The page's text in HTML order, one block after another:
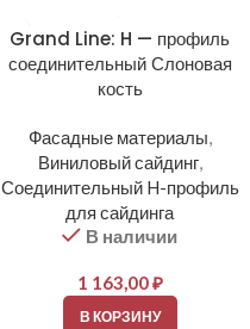
Grand Line: H — профиль
соединительный Слоновая
кость
Фасадные материалы,
Виниловый сайдинг,
Соединительный H-профиль
для сайдинга
В наличии
1 163,00₽
В КОРЗИНУ